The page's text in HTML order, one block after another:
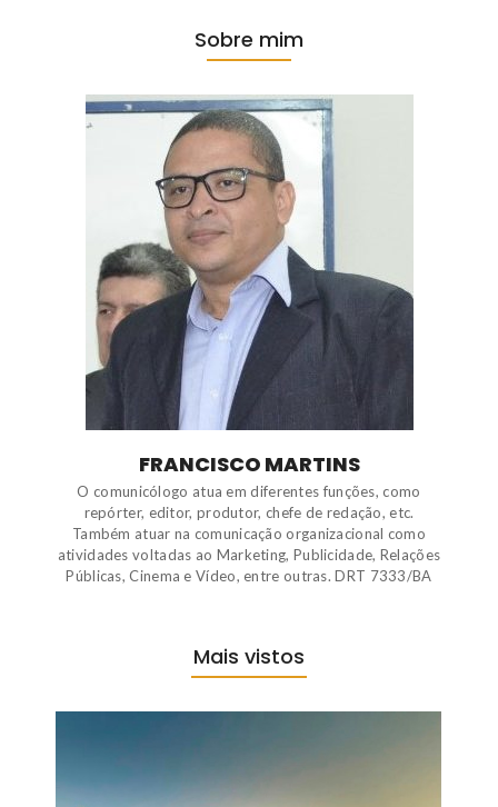
Sobre mim
FRANCISCO MARTINS
O comunicólogo atua em diferentes funções, como
repórter, editor, produtor, chefe de redação, etc.
Também atuar na comunicação organizacional como
atividades voltadas ao Marketing, Publicidade, Relações
Públicas, Cinema e Vídeo, entre outras. DRT 7333/BA
Mais vistos